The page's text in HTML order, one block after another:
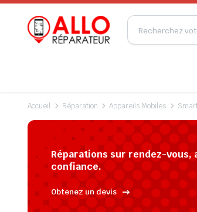
Accueil Réparation Appareils Mobiles
Réparations sur rendez-
confiance.
Obtenez un devis